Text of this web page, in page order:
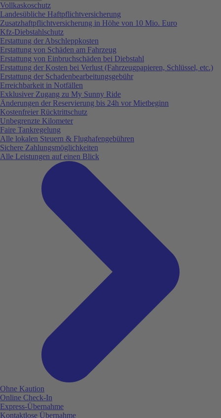
Vollkaskoschutz
Landesübliche Haftpflichtversicherung
Zusatzhaftpflichtversicherung in Höhe von 10 Mio. Euro
Kfz-Diebstahlschutz
Erstattung der Abschleppkosten
Erstattung von Schäden am Fahrzeug
Erstattung von Einbruchschäden bei Diebstahl
Erstattung der Kosten bei Verlust (Fahrzeugpapieren, Schlüssel, etc.)
Erstattung der Schadenbearbeitungsgebühr
Erreichbarkeit in Notfällen
Exklusiver Zugang zu My Sunny Ride
Änderungen der Reservierung bis 24h vor Mietbeginn
Kostenfreier Rücktrittschutz
Unbegrenzte Kilometer
Faire Tankregelung
Alle lokalen Steuern & Flughafengebühren
Sichere Zahlungsmöglichkeiten
Alle Leistungen auf einen Blick
Ohne Kaution
Online Check-In
Express-Übernahme
Kontaktlose Übernahme